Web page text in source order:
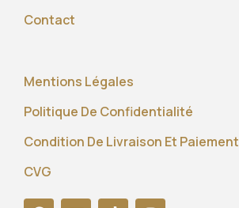
Contact
Mentions Légales
Politique De Confidentialité
Condition De Livraison Et Paiement
CVG